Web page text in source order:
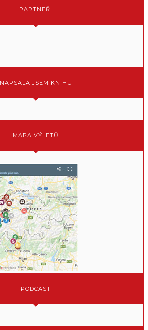
PARTNEŘI
NAPSALA JSEM KNIHU
MAPA VÝLETŮ
PODCAST